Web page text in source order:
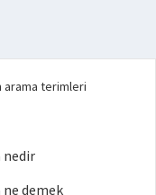
arama terimleri
nedir
demek